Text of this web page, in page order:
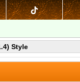
Style